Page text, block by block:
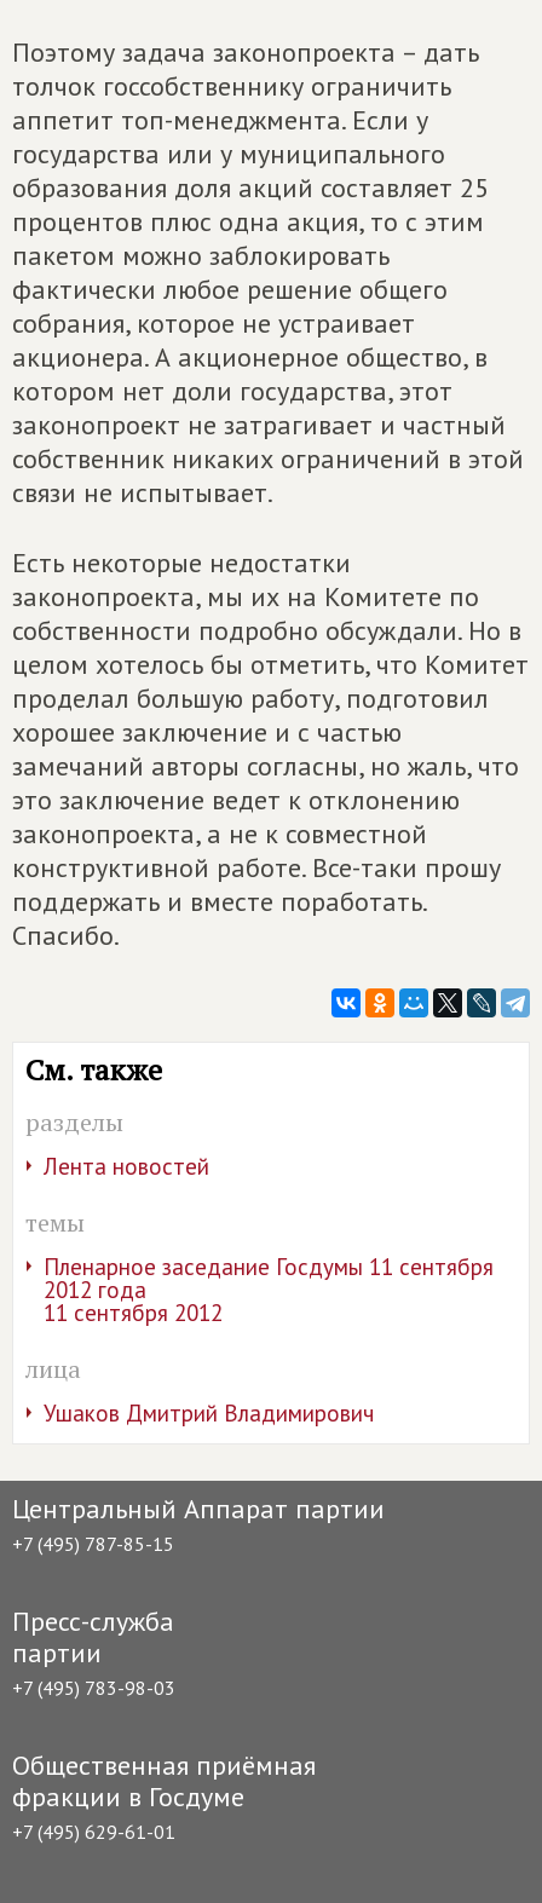
Поэтому задача законопроекта – дать
толчок госсобственнику ограничить
аппетит топ-менеджмента. Если у
государства или у муниципального
образования доля акций составляет 25
процентов плюс одна акция, то с этим
пакетом можно заблокировать
фактически любое решение общего
собрания, которое не устраивает
акционера. А акционерное общество, в
котором нет доли государства, этот
законопроект не затрагивает и частный
собственник никаких ограничений в этой
связи не испытывает.
Есть некоторые недостатки
законопроекта, мы их на Комитете по
собственности подробно обсуждали. Но в
целом хотелось бы отметить, что Комитет
проделал большую работу, подготовил
хорошее заключение и с частью
замечаний авторы согласны, но жаль, что
это заключение ведет к отклонению
законопроекта, а не к совместной
конструктивной работе. Все-таки прошу
поддержать и вместе поработать.
Спасибо.
См. также
разделы
Лента новостей
темы
Пленарное заседание Госдумы 11 сентября
2012 года
11 сентября 2012
лица
Ушаков Дмитрий Владимирович
Центральный Аппарат партии
+7 (495) 787-85-15
Пресс-служба
партии
+7 (495) 783-98-03
Общественная приёмная
фракции в Госдуме
+7 (495) 629-61-01